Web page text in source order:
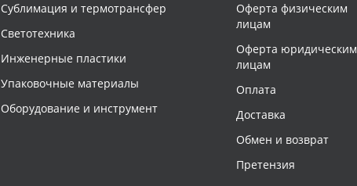
Сублимация и термотрансфер
Светотехника
Инженерные пластики
Упаковочные материалы
Оборудование и инструмент
Оферта физическим
лицам
Оферта юридическим
лицам
Оплата
Доставка
Обмен и возврат
Претензия